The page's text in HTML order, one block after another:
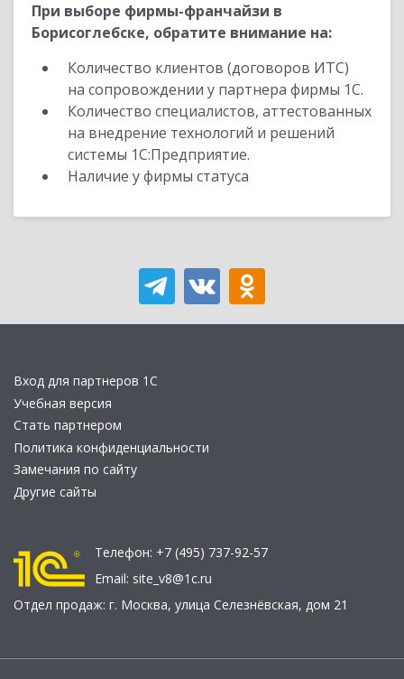
При выборе фирмы-франчайзи в
Борисоглебске, обратите внимание на:
Количество клиентов (договоров ИТС)
на сопровождении у партнера фирмы 1С.
Количество специалистов, аттестованных
на внедрение технологий и решений
системы 1С:Предприятие.
Наличие у фирмы статуса
Вход для партнеров 1С
Учебная версия
Стать партнером
Политика конфиденциальности
Замечания по сайту
Другие сайты
Телефон: +7 (495) 737-92-57
Email: site_v8@1c.ru
Отдел продаж: г. Москва, улица Селезнёвская, дом 21